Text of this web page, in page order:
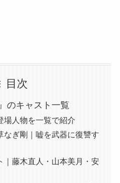
目次
のキャスト一覧
場人物を一覧で紹介
なぎ剛｜嘘を武器に復讐す
｜藤木直人・山本美月・安